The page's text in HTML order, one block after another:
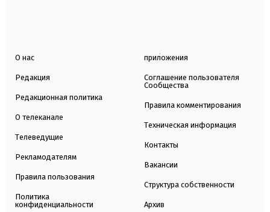
О нас
Редакция
Редакционная политика
О телеканале
Телеведущие
Рекламодателям
Правила пользования
Политика
конфиденциальности
приложения
Соглашение пользователя
Сообщества
Правила комментирования
Техническая информация
Контакты
Вакансии
Структура собственности
Архив